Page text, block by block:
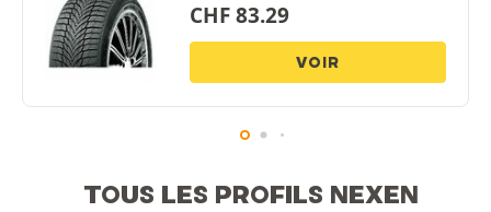
CHF83.29
VOIR
TOUS LES PROFILS NEXEN